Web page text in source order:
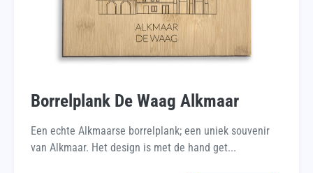
Borrelplank De Waag Alkmaar
Een echte Alkmaarse borrelplank; een uniek souvenir
van Alkmaar. Het design is met de hand get...